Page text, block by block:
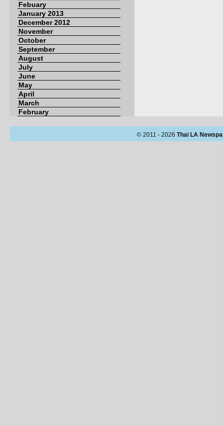
Febuary
January 2013
December 2012
November
October
September
August
July
June
May
April
March
February
© 2011 - 2026 Thai LA